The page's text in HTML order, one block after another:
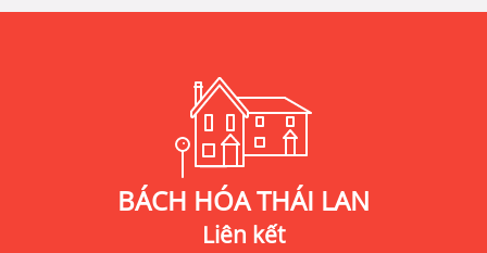
BÁCH HÓA THÁI LAN
Liên kết